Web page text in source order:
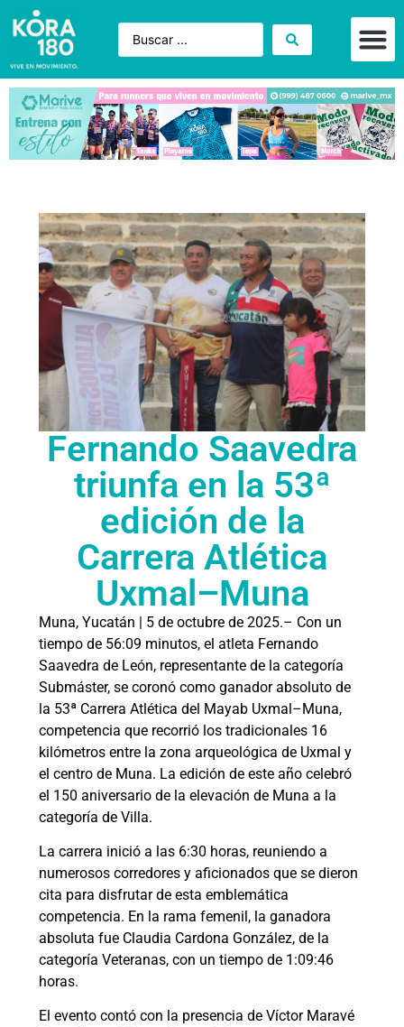
Fernando Saavedra
triunfa en la 53ª
edición de la
Carrera Atlética
Uxmal–Muna
Muna, Yucatán | 5 de octubre de 2025.– Con un
tiempo de 56:09 minutos, el atleta Fernando
Saavedra de León, representante de la categoría
Submáster, se coronó como ganador absoluto de
la 53ª Carrera Atlética del Mayab Uxmal–Muna,
competencia que recorrió los tradicionales 16
kilómetros entre la zona arqueológica de Uxmal y
el centro de Muna. La edición de este año celebró
el 150 aniversario de la elevación de Muna a la
categoría de Villa.
La carrera inició a las 6:30 horas, reuniendo a
numerosos corredores y aficionados que se dieron
cita para disfrutar de esta emblemática
competencia. En la rama femenil, la ganadora
absoluta fue Claudia Cardona González, de la
categoría Veteranas, con un tiempo de 1:09:46
horas.
El evento contó con la presencia de Víctor Maravé